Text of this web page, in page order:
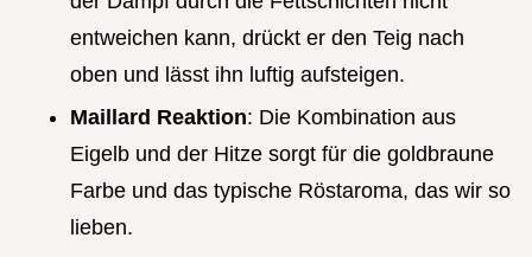
entweichen kann, drückt er den Teig nach
oben und lässt ihn luftig aufsteigen.
Maillard Reaktion: Die Kombination aus
Eigelb und der Hitze sorgt für die goldbraune
Farbe und das typische Röstaroma, das wir so
lieben.